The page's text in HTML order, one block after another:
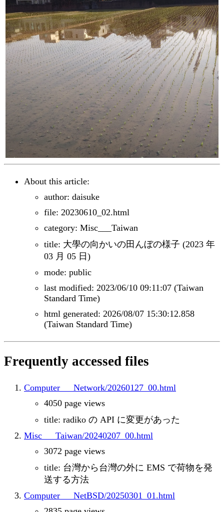
About this article:
author: daisuke
file: 20230610_02.html
category: Misc___Taiwan
title: 大學の向かいの田んぼの様子 (2023 年
03 月 05 日)
mode: public
last modified: 2023/06/10 09:11:07 (Taiwan
Standard Time)
html generated: 2026/08/07 15:30:12.858
(Taiwan Standard Time)
Frequently accessed files
Computer___Network/20260127_00.html
4050 page views
title: radiko の API に変更があった
Misc___Taiwan/20240207_00.html
3072 page views
title: 台灣から台灣の外に EMS で荷物を発
送する方法
Computer___NetBSD/20250301_01.html